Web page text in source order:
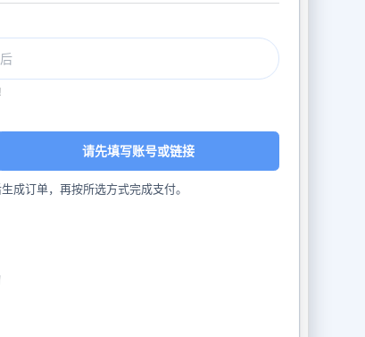
请先填写账号或链接
成订单，再按所选方式完成支付。